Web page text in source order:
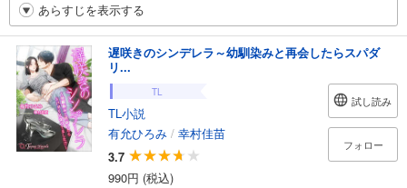
あらすじを表示する
遅咲きのシンデレラ～幼馴染みと再会したらスパダ
リ...
TL
TL小説
有允ひろみ / 幸村佳苗
3.7
990円 (税込)
試し読み
フォロー